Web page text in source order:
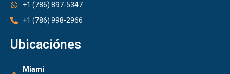
+1 (786) 897-5347
+1 (786) 998-2966
Ubicaciónes
Miami